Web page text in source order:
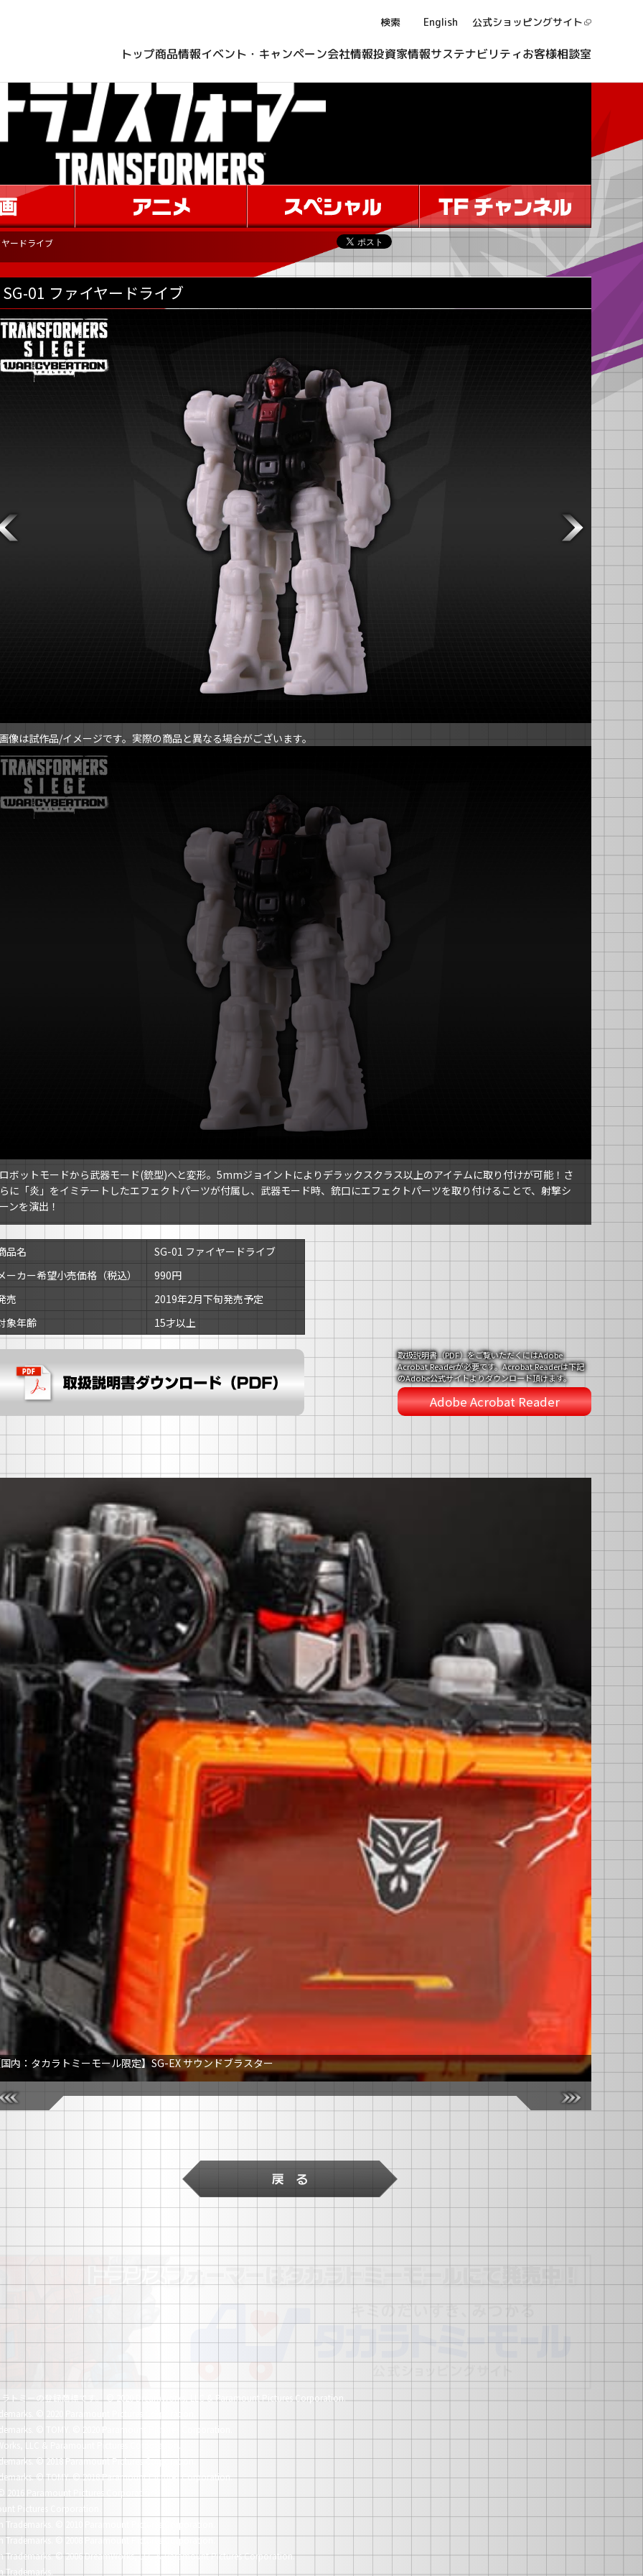
検索 English 公式ショッピングサイト
トップ商品情報イベント・キャンペーン会社情報投資家情報サステナビリティお客様相談室
ードライブ
SG-01 ファイヤードライブ
像は試作品/イメージです。実際の商品と異なる場合がございます。
ロボットモードから武器モード(銃型)へと変形。5mmジョイントによりデラックスクラス以上のアイテムに取り付けが可能！さ
らに「炎」をイミテートしたエフェクトパーツが付属し、武器モード時、銃口にエフェクトパーツを取り付けることで、射撃シ
ーンを演出！
品名
SG-01 ファイヤードライブ
ーカー希望小売価格（税込）
990円
売
2019年2月下旬発売予定
象年齢
15才以上
取扱説明書（PDF）をご覧いただくにはAdobe
Acrobat Readerが必要です。Acrobat Readerは下記
のAdobe公式サイトよりダウンロード頂けます。
Adobe Acrobat Reader
内：タカラトミーモール限定】SG-EX サウンドブラスター
トミーの登録商標です。
© 2020 DreamWorks, LLC & Paramount Pictures Corporation.
© 2020 Paramount Pictures Corporation.
© TOMY. © 2020 Paramount Pictures Corporation.
LLC & Paramount Pictures Corporation.
© 2018 Paramount Pictures Corporation.
© TOMY. © 2018 Paramount Pictures Corporation.
2016 Paramount Pictures Corporation.
Pictures Corporation.
© 2010 Paramount Pictures Corporation.
Trademarks.© 2008 Paramount Pictures Corporation.
Trademarks. © 2006 DreamWorks, LLC & Paramount Pictures Corporation.
Trademarks.